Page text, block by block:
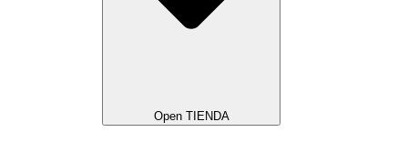
Open TIENDA